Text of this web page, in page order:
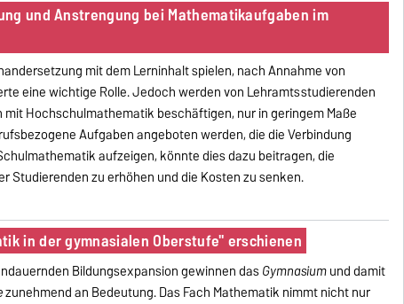
und Anstrengung bei Mathematikaufgaben im
mit dem Lerninhalt spielen, nach Annahme von
eine wichtige Rolle. Jedoch werden von Lehramtsstudierenden
Hochschulmathematik beschäftigen, nur in geringem Maße
Aufgaben angeboten werden, die die Verbindung
aufzeigen, könnte dies dazu beitragen, die
Studierenden zu erhöhen und die Kosten zu senken.
in der gymnasialen Oberstufe" erschienen
Bildungsexpansion gewinnen dasGymnasiumund damit
zunehmend an Bedeutung. Das Fach Mathematik nimmt nicht nur